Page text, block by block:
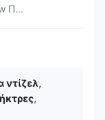
Π...
ντίζελ,
,